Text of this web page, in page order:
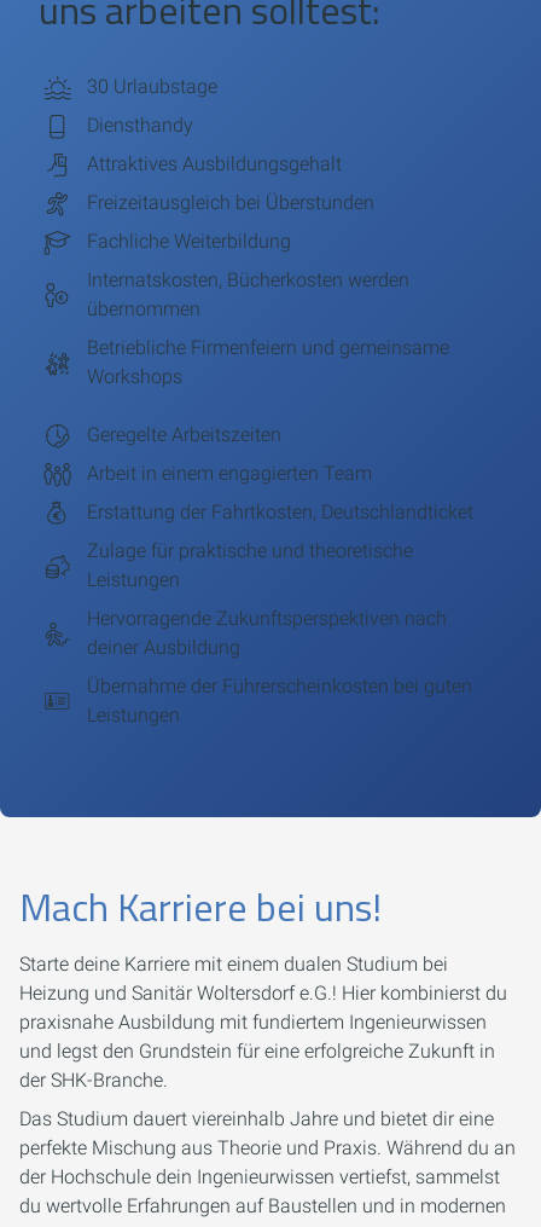
30 Urlaubstage
Diensthandy
Attraktives Ausbildungsgehalt
Freizeitausgleich bei Überstunden
Fachliche Weiterbildung
Internatskosten, Bücherkosten werden
übernommen
Betriebliche Firmenfeiern und gemeinsame
Workshops
Geregelte Arbeitszeiten
Arbeit in einem engagierten Team
Erstattung der Fahrtkosten, Deutschlandticket
Zulage für praktische und theoretische
Leistungen
Hervorragende Zukunftsperspektiven nach
deiner Ausbildung
Übernahme der Führerscheinkosten bei guten
Leistungen
Mach Karriere bei uns!
Starte deine Karriere mit einem dualen Studium bei
Heizung und Sanitär Woltersdorf e.G.! Hier kombinierst du
praxisnahe Ausbildung mit fundiertem Ingenieurwissen
und legst den Grundstein für eine erfolgreiche Zukunft in
der SHK-Branche.
Das Studium dauert viereinhalb Jahre und bietet dir eine
perfekte Mischung aus Theorie und Praxis. Während du an
der Hochschule dein Ingenieurwissen vertiefst, sammelst
du wertvolle Erfahrungen auf Baustellen und in modernen